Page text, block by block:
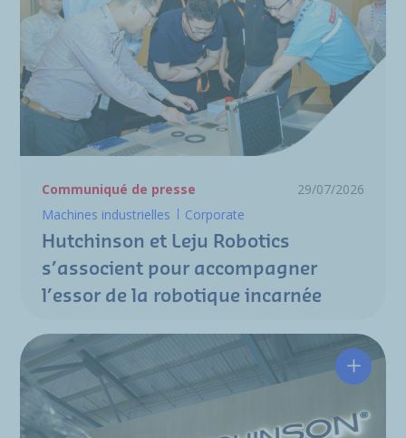
Communiqué de presse
29/07/2026
Machines industrielles
Corporate
Hutchinson et Leju Robotics
s’associent pour accompagner
l’essor de la robotique incarnée